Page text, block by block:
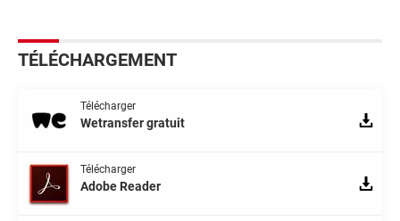
TÉLÉCHARGEMENT
Télécharger
Wetransfer gratuit
Télécharger
Adobe Reader